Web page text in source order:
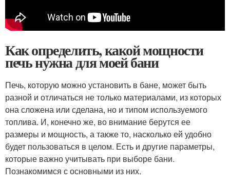
Как определить, какой мощности
печь нужна для моей бани
Печь, которую можно установить в бане, может быть
разной и отличаться не только материалами, из которых
она сложена или сделана, но и типом используемого
топлива. И, конечно же, во внимание берутся ее
размеры и мощность, а также то, насколько ей удобно
будет пользоваться в целом. Есть и другие параметры,
которые важно учитывать при выборе бани.
Познакомимся с основными из них.